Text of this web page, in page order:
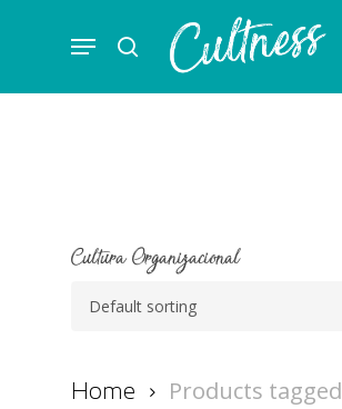
content
search
Menu
Cultura Organizacional
Home
Products tagged